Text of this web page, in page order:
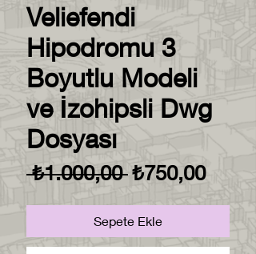
Veliefendi
Hipodromu 3
Boyutlu Modeli
ve İzohipsli Dwg
Dosyası
₺1.000,00 Normal
₺750,00
Fiyat
Sepete Ekle